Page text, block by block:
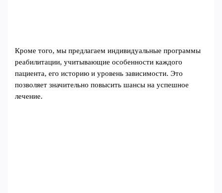
Кроме того, мы предлагаем индивидуальные программы
реабилитации, учитывающие особенности каждого
пациента, его историю и уровень зависимости. Это
позволяет значительно повысить шансы на успешное
лечение.